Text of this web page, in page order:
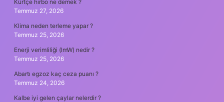
Kürtçe hırbo ne demek ?
Temmuz 27, 2026
Klima neden terleme yapar ?
Temmuz 25, 2026
Enerji verimliliği (lmW) nedir ?
Temmuz 25, 2026
Abartı egzoz kaç ceza puanı ?
Temmuz 24, 2026
Kalbe iyi gelen çaylar nelerdir ?